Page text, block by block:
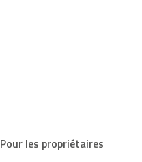
Pour les propriétaires